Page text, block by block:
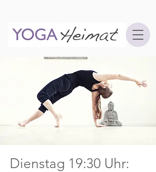
Dienstag 19:30 Uhr: